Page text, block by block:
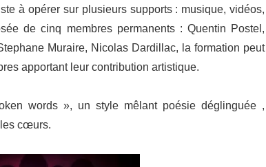
à opérer sur plusieurs supports : musique, vidéos,
de cinq membres permanents : Quentin Postel,
Muraire, Nicolas Dardillac, la formation peut
apportant leur contribution artistique.
words », un style mêlant poésie déglinguée ,
cœurs.